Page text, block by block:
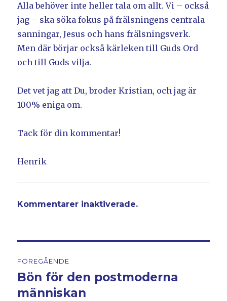
Alla behöver inte heller tala om allt. Vi – också
jag – ska söka fokus på frälsningens centrala
sanningar, Jesus och hans frälsningsverk.
Men där börjar också kärleken till Guds Ord
och till Guds vilja.
Det vet jag att Du, broder Kristian, och jag är
100% eniga om.
Tack för din kommentar!
Henrik
Kommentarer inaktiverade.
FÖREGÅENDE
Föregående
inlägg:
Bön för den postmoderna
människan